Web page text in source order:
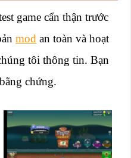
game cẩn thận trước
mod an toàn và hoạt
tôi thông tin. Bạn
chứng.